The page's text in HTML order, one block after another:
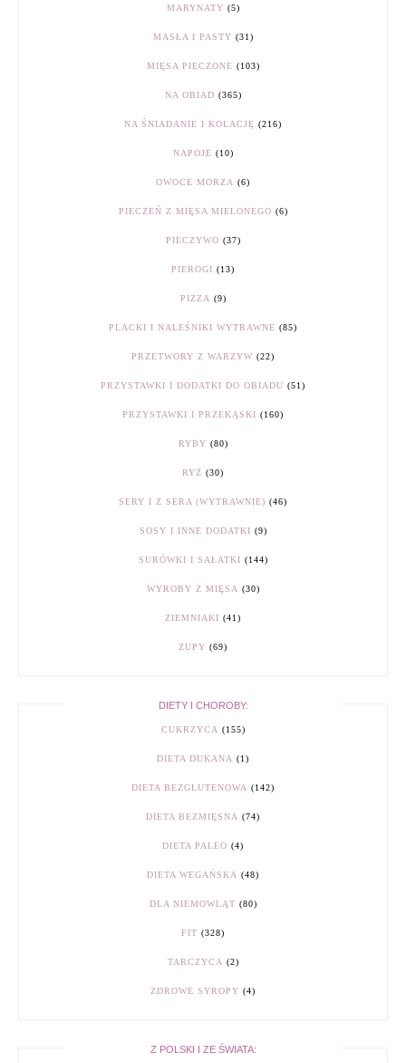
MARYNATY (5)
MASŁA I PASTY (31)
MIĘSA PIECZONE (103)
NA OBIAD (365)
NA ŚNIADANIE I KOLACJĘ (216)
NAPOJE (10)
OWOCE MORZA (6)
PIECZEŃ Z MIĘSA MIELONEGO (6)
PIECZYWO (37)
PIEROGI (13)
PIZZA (9)
PLACKI I NALEŚNIKI WYTRAWNE (85)
PRZETWORY Z WARZYW (22)
PRZYSTAWKI I DODATKI DO OBIADU (51)
PRZYSTAWKI I PRZEKĄSKI (160)
RYBY (80)
RYŻ (30)
SERY I Z SERA (WYTRAWNIE) (46)
SOSY I INNE DODATKI (9)
SURÓWKI I SAŁATKI (144)
WYROBY Z MIĘSA (30)
ZIEMNIAKI (41)
ZUPY (69)
DIETY I CHOROBY:
CUKRZYCA (155)
DIETA DUKANA (1)
DIETA BEZGLUTENOWA (142)
DIETA BEZMIĘSNA (74)
DIETA PALEO (4)
DIETA WEGAŃSKA (48)
DLA NIEMOWLĄT (80)
FIT (328)
TARCZYCA (2)
ZDROWE SYROPY (4)
Z POLSKI I ZE ŚWIATA: